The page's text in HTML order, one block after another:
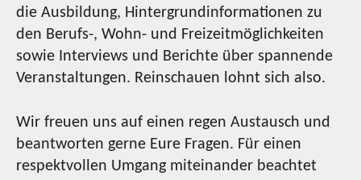
die Ausbildung, Hintergrundinformationen zu
den Berufs-, Wohn- und Freizeitmöglichkeiten
sowie Interviews und Berichte über spannende
Veranstaltungen. Reinschauen lohnt sich also.
Wir freuen uns auf einen regen Austausch und
beantworten gerne Eure Fragen. Für einen
respektvollen Umgang miteinander beachtet